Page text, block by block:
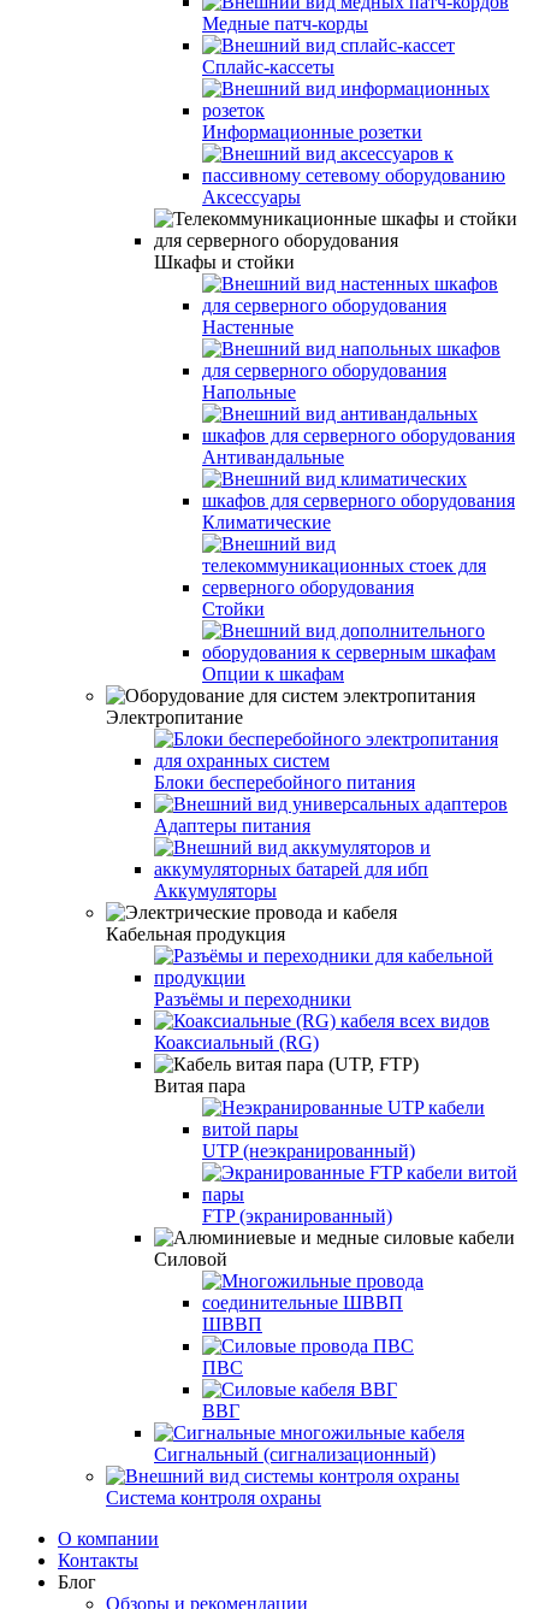
Медные патч-корды
Сплайс-кассеты
Информационные розетки
Аксессуары
Шкафы и стойки
Настенные
Напольные
Антивандальные
Климатические
Стойки
Опции к шкафам
Электропитание
Блоки бесперебойного питания
Адаптеры питания
Аккумуляторы
Кабельная продукция
Разъёмы и переходники
Коаксиальный (RG)
Витая пара
UTP (неэкранированный)
FTP (экранированный)
Силовой
ШВВП
ПВС
ВВГ
Сигнальный (сигнализационный)
Система контроля охраны
О компании
Контакты
Блог
Обзоры и рекомендации